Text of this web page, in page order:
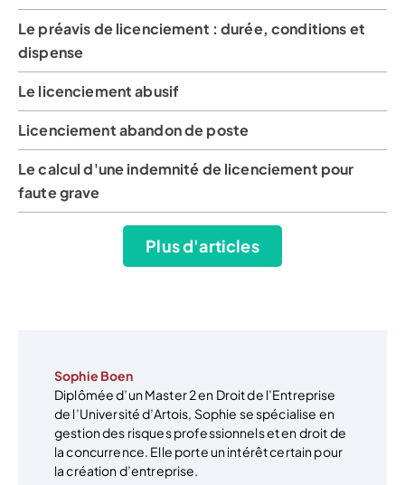
Le préavis de licenciement : durée, conditions et
dispense
Le licenciement abusif
Licenciement abandon de poste
Le calcul d'une indemnité de licenciement pour
faute grave
Plus d'articles
Sophie Boen
Diplômée d’un Master 2 en Droit de l’Entreprise
de l’Université d’Artois, Sophie se spécialise en
gestion des risques professionnels et en droit de
la concurrence. Elle porte un intérêt certain pour
la création d’entreprise.